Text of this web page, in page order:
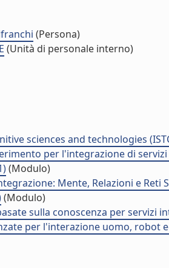
(Persona)
(Unità di personale interno)
sciences and technologies
per l'integrazione di
(Modulo)
Mente, Relazioni e Reti
(Modulo)
sulla conoscenza per servizi
per l'interazione uomo, robot